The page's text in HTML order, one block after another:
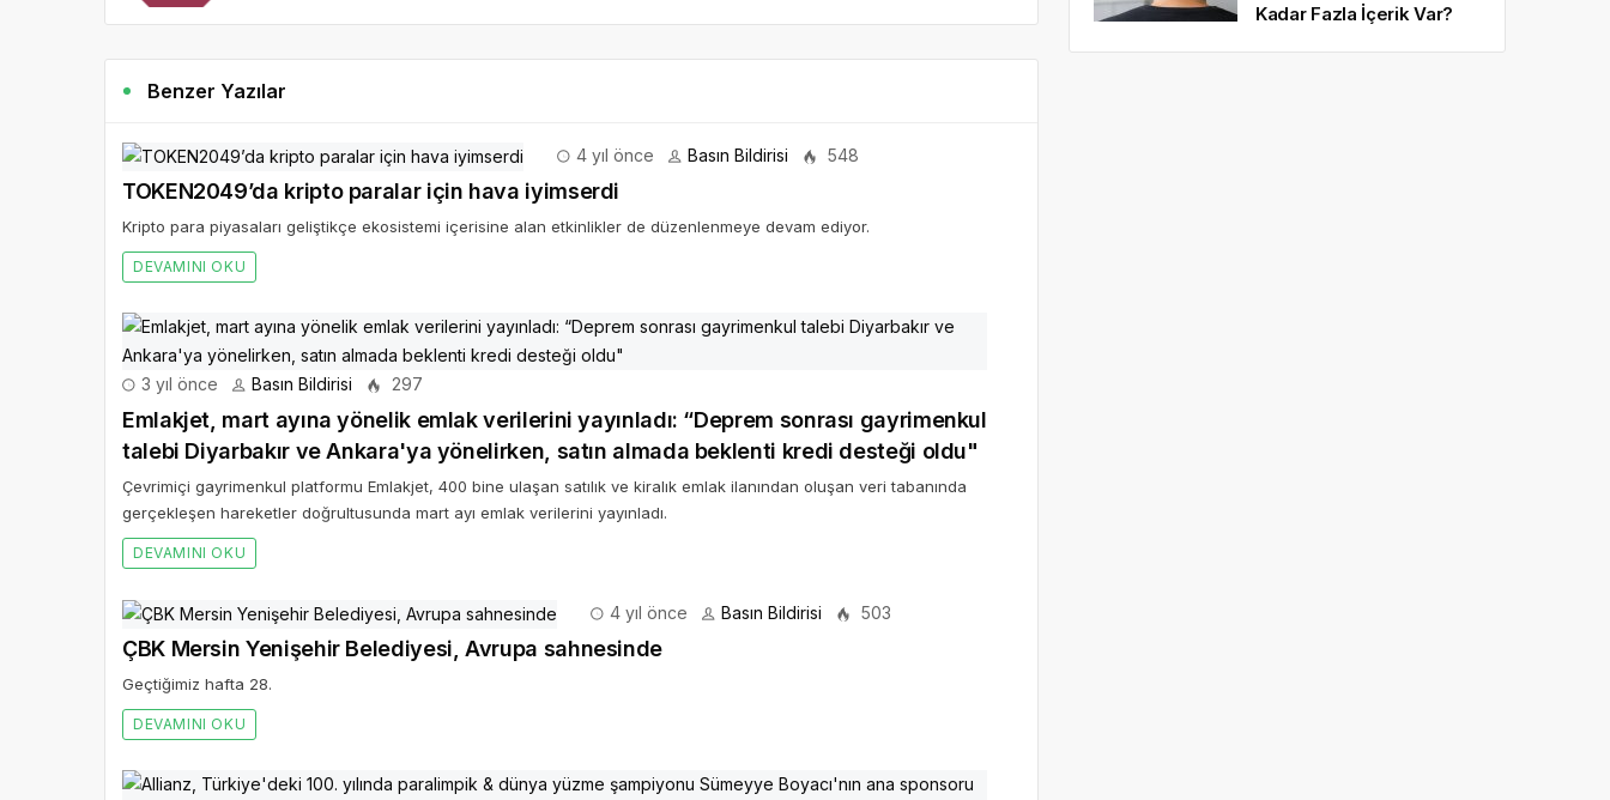
Benzer Yazılar
4 yıl önce Basın Bildirisi 548
TOKEN2049’da kripto paralar için hava iyimserdi
Kripto para piyasaları geliştikçe ekosistemi içerisine alan etkinlikler de düzenlenmeye devam ediyor.
DEVAMINI OKU
3 yıl önce Basın Bildirisi 297
Emlakjet, mart ayına yönelik emlak verilerini yayınladı: “Deprem sonrası gayrimenkul
talebi Diyarbakır ve Ankara'ya yönelirken, satın almada beklenti kredi desteği oldu"
Çevrimiçi gayrimenkul platformu Emlakjet, 400 bine ulaşan satılık ve kiralık emlak ilanından oluşan veri tabanında
gerçekleşen hareketler doğrultusunda mart ayı emlak verilerini yayınladı.
DEVAMINI OKU
4 yıl önce Basın Bildirisi 503
ÇBK Mersin Yenişehir Belediyesi, Avrupa sahnesinde
Geçtiğimiz hafta 28.
DEVAMINI OKU
Kadar Fazla İçerik Var?